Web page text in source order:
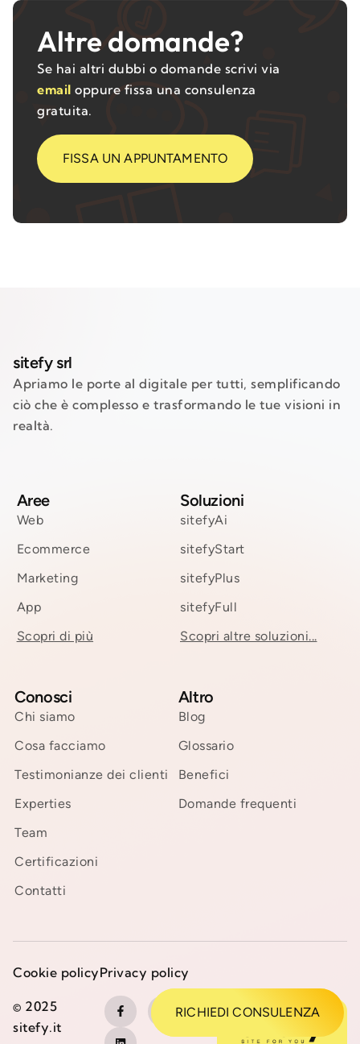
Altre domande?
Se hai altri dubbi o domande scrivi via
email oppure fissa una consulenza
gratuita.
FISSA UN APPUNTAMENTO
sitefy srl
Apriamo le porte al digitale per tutti, semplificando
ciò che è complesso e trasformando le tue visioni in
realtà.
Aree
Web
Ecommerce
Marketing
App
Scopri di più
Soluzioni
sitefyAi
sitefyStart
sitefyPlus
sitefyFull
Scopri altre soluzioni...
Conosci
Chi siamo
Cosa facciamo
Testimonianze dei clienti
Experties
Team
Certificazioni
Contatti
Altro
Blog
Glossario
Benefici
Domande frequenti
© 2025
sitefy.it
Cookie policyPrivacy policy
RICHIEDI CONSULENZA